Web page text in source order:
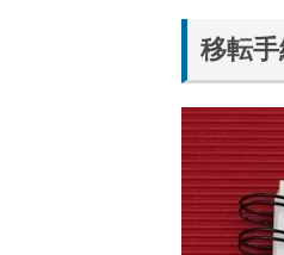
WEB
1.3.
ドコ
モ光
の移
転手
続き
移転